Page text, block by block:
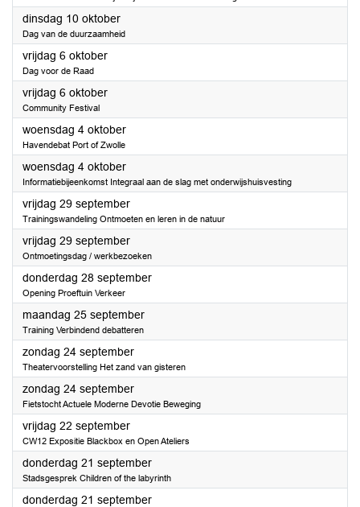
dinsdag 10 oktober2023
Dag van de duurzaamheid
vrijdag 6 oktober2023
Dag voor de Raad
vrijdag 6 oktober2023
Community Festival
woensdag 4 oktober2023
Havendebat Port of Zwolle
woensdag 4 oktober2023
Informatiebijeenkomst Integraal aan de slag met onderwijshuisvesting
vrijdag 29 september2023
Trainingswandeling Ontmoeten en leren in de natuur
vrijdag 29 september2023
Ontmoetingsdag / werkbezoeken
donderdag 28 september2023
Opening Proeftuin Verkeer
maandag 25 september2023
Training Verbindend debatteren
zondag 24 september2023
Theatervoorstelling Het zand van gisteren
zondag 24 september2023
Fietstocht Actuele Moderne Devotie Beweging
vrijdag 22 september2023
CW12 Expositie Blackbox en Open Ateliers
donderdag 21 september2023
Stadsgesprek Children of the labyrinth
donderdag 21 september2023